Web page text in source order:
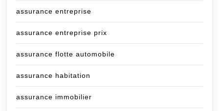
assurance entreprise
assurance entreprise prix
assurance flotte automobile
assurance habitation
assurance immobilier